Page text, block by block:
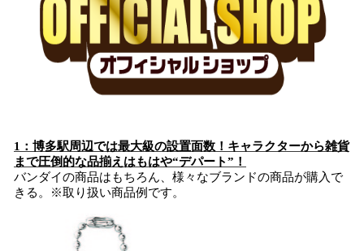
1： 博多駅周辺では最大級の設置面数 ！ キャラクターから雑貨
まで圧倒的な品揃えはもはや“デパート” ！
バンダイの商品はもちろん、様々なブランドの商品が購入で
きる。※取り扱い商品例です。